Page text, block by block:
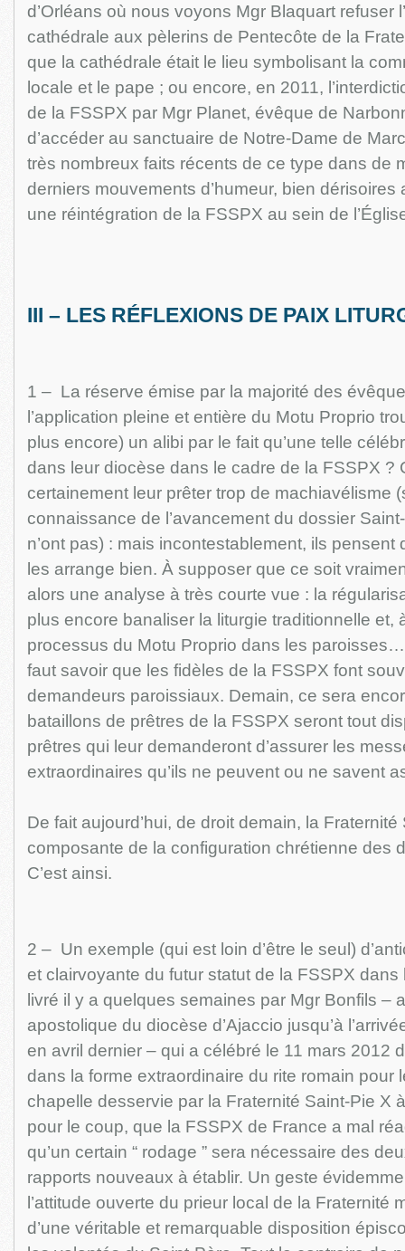
d’Orléans où nous voyons Mgr Blaquart refuser
cathédrale aux pèlerins de Pentecôte de la
que la cathédrale était le lieu symbolisant la
locale et le pape ; ou encore, en 2011,
de la FSSPX par Mgr Planet, évêque de
d’accéder au sanctuaire de Notre-Dame de
très nombreux faits récents de ce type dans de
derniers mouvements d’humeur, bien dérisoires
une réintégration de la FSSPX au sein de
III – LES RÉFLEXIONS DE PAIX
1 – La réserve émise par la majorité des
l’application pleine et entière du Motu Proprio
plus encore) un alibi par le fait qu’une telle
dans leur diocèse dans le cadre de la FSSPX ?
certainement leur prêter trop de machiavélisme
connaissance de l’avancement du dossier
n’ont pas) : mais incontestablement, ils pensent
les arrange bien. À supposer que ce soit
alors une analyse à très courte vue : la
plus encore banaliser la liturgie traditionnelle et,
processus du Motu Proprio dans les
faut savoir que les fidèles de la FSSPX font
demandeurs paroissiaux. Demain, ce sera
bataillons de prêtres de la FSSPX seront tout
prêtres qui leur demanderont d’assurer les
extraordinaires qu’ils ne peuvent ou ne savent
De fait aujourd’hui, de droit demain, la
composante de la configuration chrétienne des
C’est ainsi.
2 – Un exemple (qui est loin d’être le seul)
et clairvoyante du futur statut de la FSSPX dans
livré il y a quelques semaines par Mgr Bonfils –
apostolique du diocèse d’Ajaccio jusqu’à
en avril dernier – qui a célébré le 11 mars 2012
dans la forme extraordinaire du rite romain pour
chapelle desservie par la Fraternité Saint-Pie X
pour le coup, que la FSSPX de France a mal
qu’un certain “ rodage ” sera nécessaire des
rapports nouveaux à établir. Un geste
l’attitude ouverte du prieur local de la Fraternité
d’une véritable et remarquable disposition